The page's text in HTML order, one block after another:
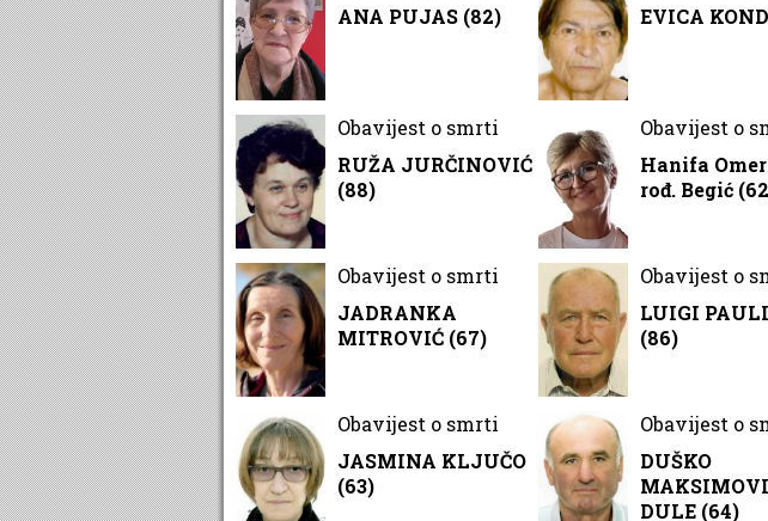
ANA PUJAS (82)
EVICA
Obavijest o smrti
RUŽA JURČINOVIĆ
(88)
Obavijest o
Hanifa
rođ. Begić
Obavijest o smrti
JADRANKA
MITROVIĆ (67)
Obavijest o
LUIGI
(86)
Obavijest o smrti
JASMINA KLJUČO
(63)
Obavijest o
DUŠKO
DULE (64)